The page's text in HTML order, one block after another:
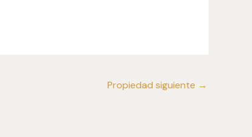
Propiedad siguiente →